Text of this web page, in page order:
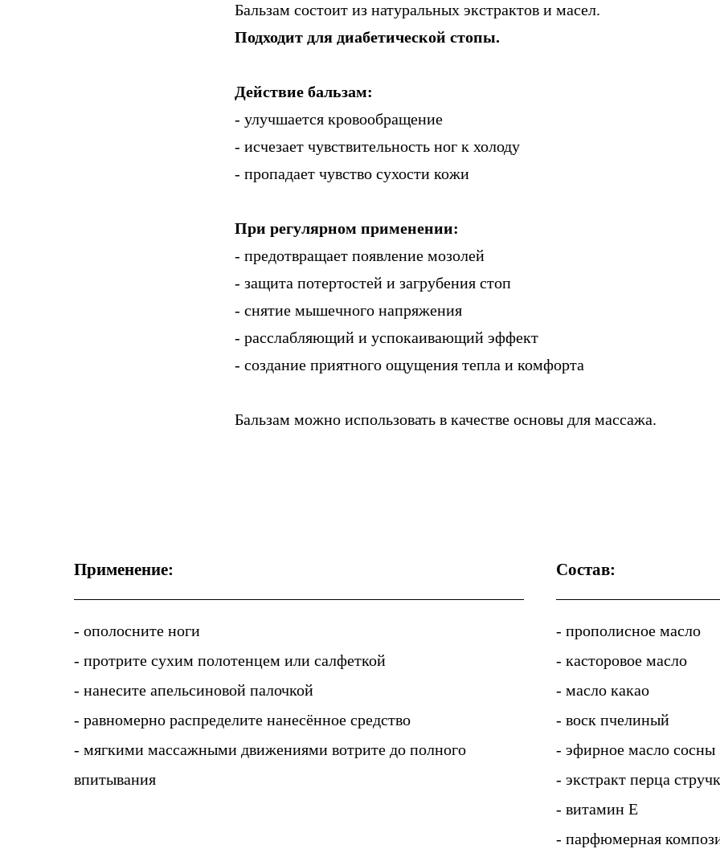
Бальзам состоит из натуральных экстрактов и масел.
Подходит для диабетической стопы.
Действие бальзам:
- улучшается кровообращение
- исчезает чувствительность ног к холоду
- пропадает чувство сухости кожи
При регулярном применении:
- предотвращает появление мозолей
- защита потертостей и загрубения стоп
- снятие мышечного напряжения
- расслабляющий и успокаивающий эффект
- создание приятного ощущения тепла и комфорта
Бальзам можно использовать в качестве основы для массажа.
Применение:
- ополосните ноги
- протрите сухим полотенцем или салфеткой
- нанесите апельсиновой палочкой
- равномерно распределите нанесённое средство
- мягкими массажными движениями вотрите до полного
впитывания
Состав:
- прополисное масло
- касторовое масло
- масло какао
- воск пчелиный
- эфирное масло сосны
- экстракт перца
- витамин Е
- парфюмерная